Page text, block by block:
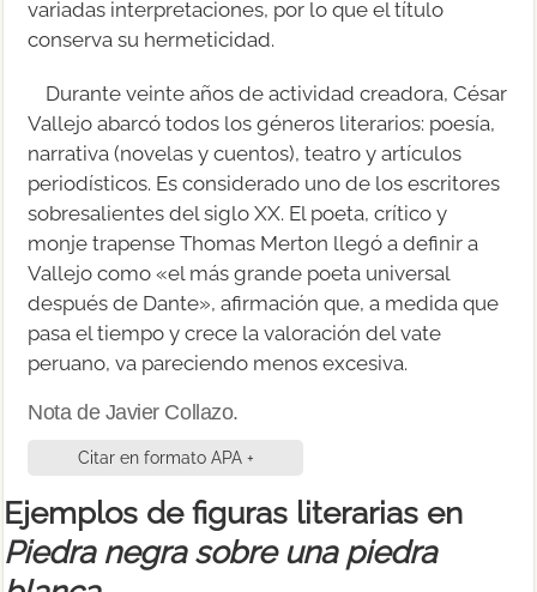
variadas interpretaciones, por lo que el título
conserva su hermeticidad.
Durante veinte años de actividad creadora, César
Vallejo abarcó todos los géneros literarios: poesía,
narrativa (novelas y cuentos), teatro y artículos
periodísticos. Es considerado uno de los escritores
sobresalientes del siglo XX. El poeta, crítico y
monje trapense Thomas Merton llegó a definir a
Vallejo como «el más grande poeta universal
después de Dante», afirmación que, a medida que
pasa el tiempo y crece la valoración del vate
peruano, va pareciendo menos excesiva.
Nota de Javier Collazo.
Citar en formato APA +
Ejemplos de figuras literarias en
Piedra negra sobre una piedra